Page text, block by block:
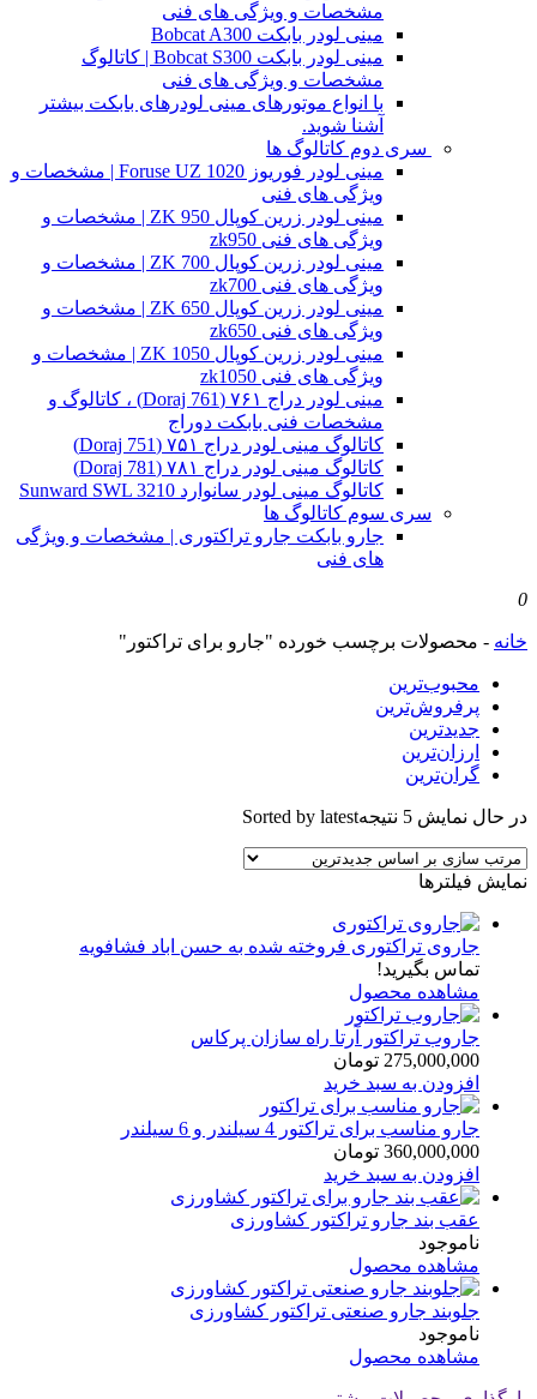
مشخصات و ویژگی های فنی
مینی لودر بابکت Bobcat A300
مینی لودر بابکت Bobcat S300 | کاتالوگ
مشخصات و ویژگی های فنی
با انواع موتورهای مینی لودرهای بابکت بیشتر
آشنا شوید.
سری دوم کاتالوگ ها
مینی لودر فوریوز Foruse UZ 1020 | مشخصات و
ویژگی های فنی
مینی لودر زرین کوپال ZK 950 | مشخصات و
ویژگی های فنی zk950
مینی لودر زرین کوپال ZK 700 | مشخصات و
ویژگی های فنی zk700
مینی لودر زرین کوپال ZK 650 | مشخصات و
ویژگی های فنی zk650
مینی لودر زرین کوپال ZK 1050 | مشخصات و
ویژگی های فنی zk1050
مینی لودر دراج ۷۶۱ (Doraj 761) ، کاتالوگ و
مشخصات فنی بابکت دوراج
کاتالوگ مینی لودر دراج ۷۵۱ (Doraj 751)
کاتالوگ مینی لودر دراج ۷۸۱ (Doraj 781)
کاتالوگ مینی لودر سانوارد Sunward SWL 3210
سری سوم کاتالوگ ها
جارو بابکت جارو تراکتوری | مشخصات و ویژگی
های فنی
0
خانه - محصولات برچسب خورده "جارو برای تراکتور"
محبوب‌ترین
پرفروش‌ترین
جدیدترین
ارزان‌ترین
گران‌ترین
در حال نمایش 5 نتیجه Sorted by latest
نمایش فیلترها
جاروی تراکتوری فروخته شده به حسن اباد فشافویه
تماس بگیرید!
مشاهده محصول
جاروب تراکتور آرتا راه سازان پرکاس
275,000,000 تومان
افزودن به سبد خرید
جارو مناسب برای تراکتور 4 سیلندر و 6 سیلندر
360,000,000 تومان
افزودن به سبد خرید
عقب بند جارو تراکتور کشاورزی
ناموجود
مشاهده محصول
جلوبند جارو صنعتی تراکتور کشاورزی
ناموجود
مشاهده محصول